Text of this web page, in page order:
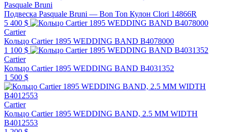
Pasquale Bruni
Подвеска Pasquale Bruni — Bon Ton Кулон Clori 14866R
5 400 $
Cartier
Кольцо Cartier 1895 WEDDING BAND B4078000
1 100 $
Cartier
Кольцо Cartier 1895 WEDDING BAND B4031352
1 500 $
Cartier
Кольцо Cartier 1895 WEDDING BAND, 2.5 MM WIDTH
B4012553